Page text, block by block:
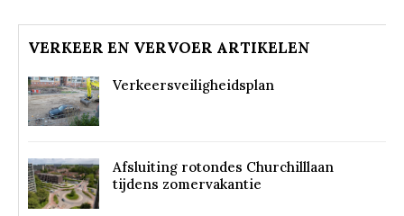
VERKEER EN VERVOER ARTIKELEN
Verkeersveiligheidsplan
Afsluiting rotondes Churchilllaan
tijdens zomervakantie